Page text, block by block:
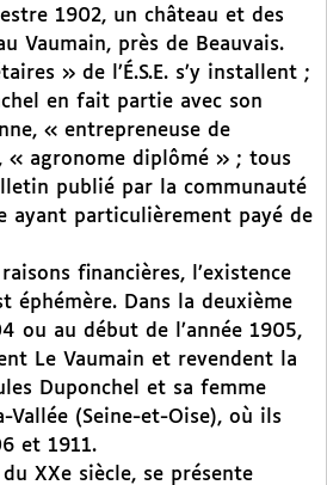
1902, un château et des
Vaumain, près de Beauvais.
» de l’É.S.E. s’y installent ;
en fait partie avec son
« entrepreneuse de
« agronome diplômé » ; tous
publié par la communauté
ayant particulièrement payé de
financières, l’existence
éphémère. Dans la deuxième
ou au début de l’année 1905,
Le Vaumain et revendent la
Duponchel et sa femme
Vallée (Seine-et-Oise), où ils
et 1911.
XXe siècle, se présente